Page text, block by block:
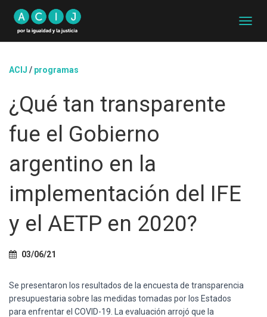
A
ACIJ / programas
¿Qué tan transparente
fue el Gobierno
argentino en la
implementación del IFE
y el AETP en 2020?
03/06/21
Se presentaron los resultados de la encuesta de transparencia
presupuestaria sobre las medidas tomadas por los Estados
para enfrentar el COVID-19. La evaluación arrojó que la